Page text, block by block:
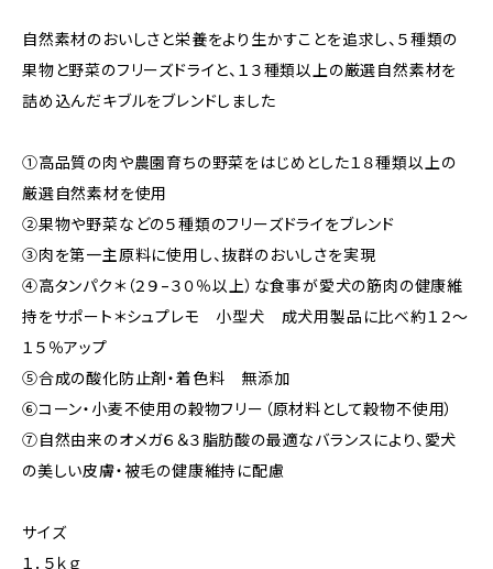
自然素材のおいしさと栄養をより生かすことを追求し、５種類の
果物と野菜のフリーズドライと、１３種類以上の厳選自然素材を
詰め込んだキブルをブレンドしました
①高品質の肉や農園育ちの野菜をはじめとした１８種類以上の
厳選自然素材を使用
②果物や野菜などの５種類のフリーズドライをブレンド
③肉を第一主原料に使用し、抜群のおいしさを実現
④高タンパク＊（２９−３０％以上）な食事が愛犬の筋肉の健康維
持をサポート＊シュプレモ 小型犬 成犬用製品に比べ約１２〜
１５％アップ
⑤合成の酸化防止剤・着色料 無添加
⑥コーン・小麦不使用の穀物フリー（原材料として穀物不使用）
⑦自然由来のオメガ６＆３脂肪酸の最適なバランスにより、愛犬
の美しい皮膚・被毛の健康維持に配慮
サイズ
１．５ｋｇ